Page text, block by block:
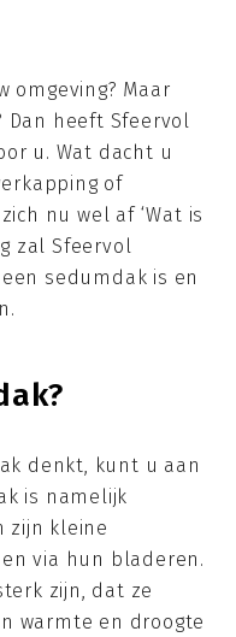
omgeving? Maar
Dan heeft Sfeervol
u. Wat dacht u
of
nu wel af ‘Wat is
zal Sfeervol
sedumdak is en
denkt, kunt u aan
is namelijk
zijn kleine
via hun bladeren.
zijn, dat ze
warmte en droogte